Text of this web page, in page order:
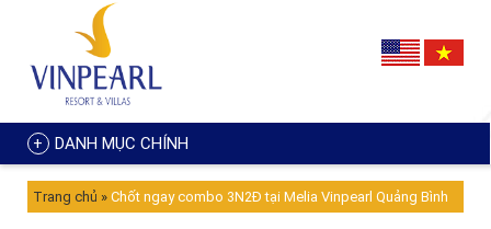
DANH MỤC CHÍNH
Trang chủ » Chốt ngay combo 3N2Đ tại Melia Vinpearl Quảng Bình